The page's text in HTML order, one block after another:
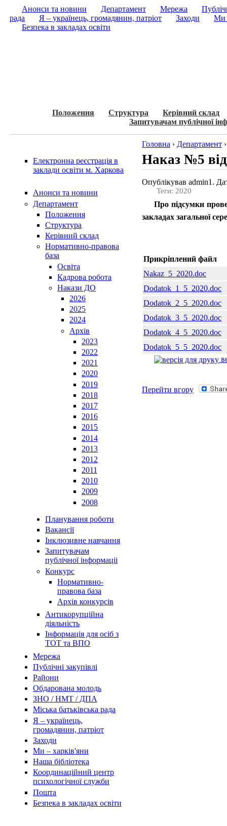
Анонси та новини Департамент Мережа
рада
Я – українець, громадянин, патріот Заходи
Ми
Безпека в закладах освіти
Положення Структура
Керівний склад
Запитувачам публічної
Електронна реєстрація в
заклади освіти м. Харкова
Анонси та новини
Департамент
Положення
Структура
Керівний склад
Нормативно-правова
база
Освiта
Кадрова робота
Накази ДО
2026
2025
2024
Архів
2023
2022
2021
2020
2019
2018
2017
2016
2015
2014
2013
2012
2011
2010
2009
2008
Планування роботи
Вакансії
Інклюзивне навчання
Запитувачам
публічної інформаціі
Конкурс
Нормативно-
правова база
Архів конкурсів
Антикорупційна
діяльність
Інформація для осіб з
ТОТ та ВПО
Мережа
Публічні закупівлі
Райони
Обдарована молодь
ЗНО / НМТ / ДПА
Міська батьківська рада
Я – українець,
громадянин, патріот
Заходи
Ми – харків'яни
Наша бібліотека
Координаційний центр
психологічної служби
Пошта
Безпека в закладах освіти
Головна › Департамент
Наказ №5
Опублікував admin1.
Теги: 2020
Про підсумки
закладах загальної
Прикріплений файл
Nakaz_5_2020.doc
Dodatok_1_5_2020.doc
Dodatok_2_5_2020.doc
Dodatok_3_5_2020.doc
Dodatok_4_5_2020.doc
Dodatok_5_5_2020.doc
Перейти вгору